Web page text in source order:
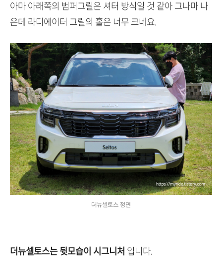
아마 아래쪽의 범퍼그릴은 셔터 방식일 것 같아 그나마 나
은데 라디에이터 그릴의 홀은 너무 크네요.
더뉴셀토스 정면
더뉴셀토스는 뒷모습이 시그니처 입니다.